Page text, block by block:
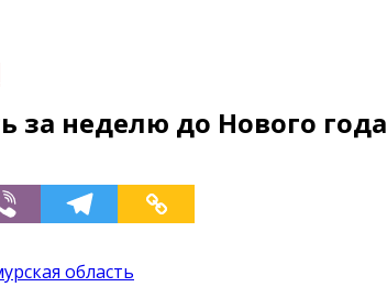
за неделю до Нового года
область